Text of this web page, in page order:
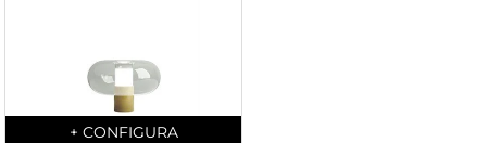
Quantità
+ CONFIGURA